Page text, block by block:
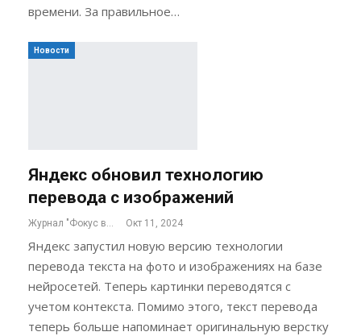
времени. За правильное…
Новости
Яндекс обновил технологию
перевода с изображений
Журнал "Фокус внимания" Окт 11, 2024
Яндекс запустил новую версию технологии
перевода текста на фото и изображениях на базе
нейросетей. Теперь картинки переводятся с
учетом контекста. Помимо этого, текст перевода
теперь больше напоминает оригинальную верстку